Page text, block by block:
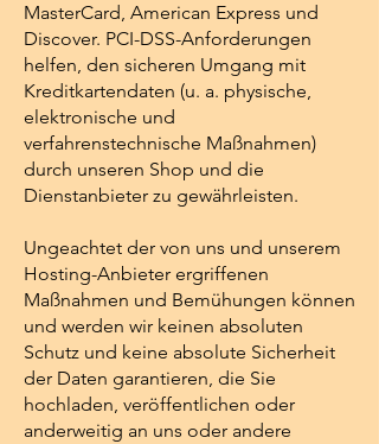
MasterCard, American Express und
Discover. PCI-DSS-Anforderungen
helfen, den sicheren Umgang mit
Kreditkartendaten (u. a. physische,
elektronische und
verfahrenstechnische Maßnahmen)
durch unseren Shop und die
Dienstanbieter zu gewährleisten.
Ungeachtet der von uns und unserem
Hosting-Anbieter ergriffenen
Maßnahmen und Bemühungen können
und werden wir keinen absoluten
Schutz und keine absolute Sicherheit
der Daten garantieren, die Sie
hochladen, veröffentlichen oder
anderweitig an uns oder andere